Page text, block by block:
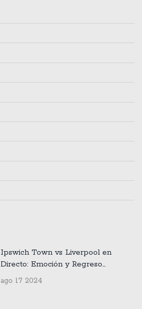
Ipswich Town vs Liverpool en
Directo: Emoción y Regreso
Histórico en la Premier League
ago 17 2024